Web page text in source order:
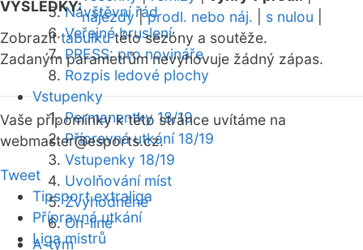
Návštěvní řád
Veřejné bruslení
PRESS: pro novináře
Rozpis ledové plochy
Vstupenky
Permanentky 18/19
Přípravná utkání 18/19
Vstupenky 18/19
Uvolňování míst
Zvýhodněné
On-line
A-tým
VÝSLEDKY:
nájezdy|prodl. nebo náj. s nulou
Zobrazittabulkutéto sezóny a soutěže.
Zadaným parametrům nevyhovuje žádný zápas.
Vaše připomínky k této stránce uvítáme na
webmaster@esports.cz.
Tweet
Tipsport extraliga
Přípravná utkání
Liga mistrů